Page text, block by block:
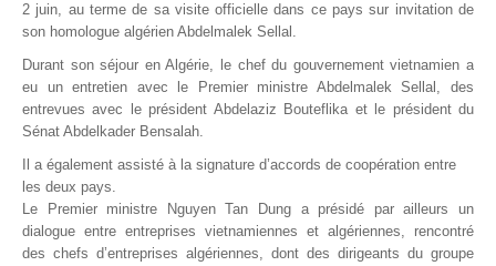
2 juin, au terme de sa visite officielle dans ce pays sur invitation de
son homologue algérien Abdelmalek Sellal.
Durant son séjour en Algérie, le chef du gouvernement vietnamien a
eu un entretien avec le Premier ministre Abdelmalek Sellal, des
entrevues avec le président Abdelaziz Bouteflika et le président du
Sénat Abdelkader Bensalah.
Il a également assisté à la signature d’accords de coopération entre
les deux pays.
Le Premier ministre Nguyen Tan Dung a présidé par ailleurs un
dialogue entre entreprises vietnamiennes et algériennes, rencontré
des chefs d’entreprises algériennes, dont des dirigeants du groupe